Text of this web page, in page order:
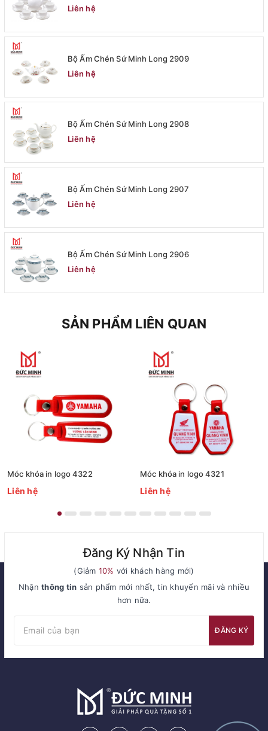
Liên hệ
Bộ Ấm Chén Sứ Minh Long 2909
Liên hệ
Bộ Ấm Chén Sứ Minh Long 2908
Liên hệ
Bộ Ấm Chén Sứ Minh Long 2907
Liên hệ
Bộ Ấm Chén Sứ Minh Long 2906
Liên hệ
SẢN PHẨM LIÊN QUAN
Móc khóa in logo 4322
Liên hệ
Móc khóa in logo 4321
Liên hệ
Đăng Ký Nhận Tin
(Giảm 10% với khách hàng mới)
Nhậnthông tin sản phẩm mới nhất, tin khuyến mãi và nhiều
hơn nữa.
ĐĂNG KÝ